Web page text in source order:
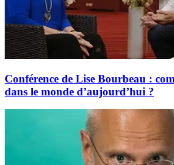
Conférence de Lise Bourbeau :
dans le monde d’aujourd’hui ?